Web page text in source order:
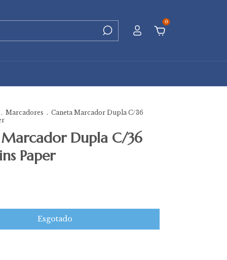
0
. Marcadores . Caneta Marcador Dupla C/36
Dupla C/36
Paper